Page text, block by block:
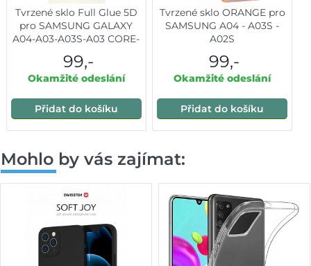
Tvrzené sklo Full Glue 5D
pro SAMSUNG GALAXY
A04-A03-A03S-A03 CORE-
99,-
Okamžité odeslání
Přidat do košíku
Tvrzené sklo ORANGE pro
SAMSUNG A04 - A03S -
A02S
99,-
Okamžité odeslání
Přidat do košíku
Mohlo by vás zajímat: